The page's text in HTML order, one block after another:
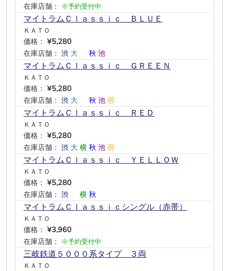
在庫店舗：
※予約受付中
マイトラムＣｌａｓｓｉｃ ＢＬＵＥ
ＫＡＴＯ
価格： ¥5,280
在庫店舗： 渋 大 秋 池
マイトラムＣｌａｓｓｉｃ ＧＲＥＥＮ
ＫＡＴＯ
価格： ¥5,280
在庫店舗： 渋 大 秋 池 宿
マイトラムＣｌａｓｓｉｃ ＲＥＤ
ＫＡＴＯ
価格： ¥5,280
在庫店舗： 渋 大 横 秋 池 宿
マイトラムＣｌａｓｓｉｃ ＹＥＬＬＯＷ
ＫＡＴＯ
価格： ¥5,280
在庫店舗： 渋 横 秋
マイトラムＣｌａｓｓｉｃシングル（赤帯）
ＫＡＴＯ
価格： ¥3,960
在庫店舗：
※予約受付中
三岐鉄道５０００系タイプ ３両
ＫＡＴＯ